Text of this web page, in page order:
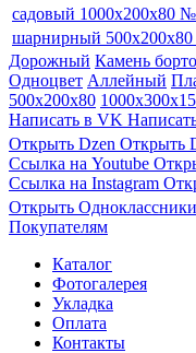
садовый 1000х200х80
шарнирный
Дорожный Камень
Одноцвет Аллейный
500х200х80
Написать в VK
Открыть Dzen Открыть
Ссылка на Youtube
Ссылка на Instagram
Открыть Одноклассники
Покупателям
Каталог
Фотогалерея
Укладка
Оплата
Контакты